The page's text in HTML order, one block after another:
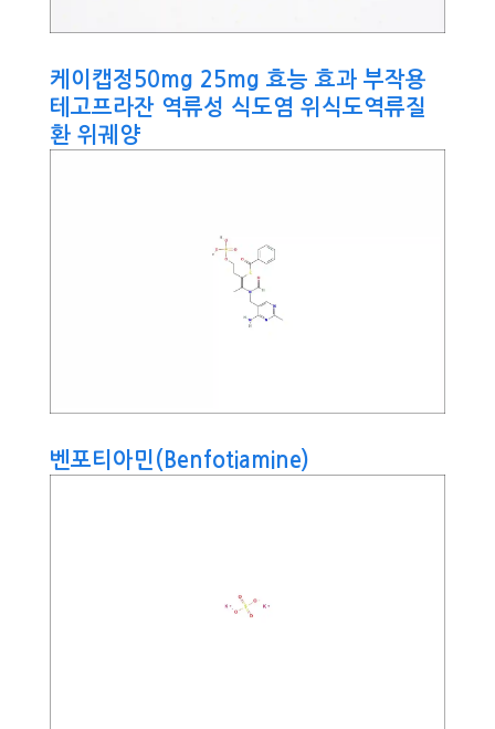
케이캡정50mg 25mg 효능 효과 부작용
테고프라잔 역류성 식도염 위식도역류질
환 위궤양
벤포티아민(Benfotiamine)